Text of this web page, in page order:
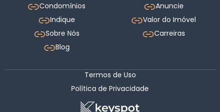
Condomínios
Anuncie
Indique
Valor do Imóvel
Sobre Nós
Carreiras
Blog
Termos de Uso
Política de Privacidade